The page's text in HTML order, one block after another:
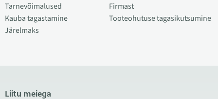
Tarnevõimalused
Kauba tagastamine
Järelmaks
Firmast
Tooteohutuse tagasikutsumine
Liitu meiega